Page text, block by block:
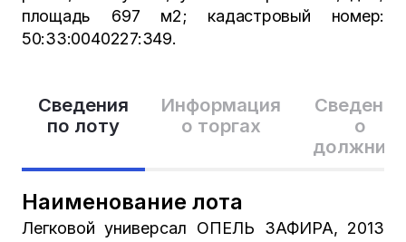
Сведения
по лоту
Информация
о торгах
Сведения
о
Наименование лота
Легковой универсал ОПЕЛЬ ЗАФИРА, 2013
площадь 697 м2; кадастровый номер:
50:33:0040227:349.